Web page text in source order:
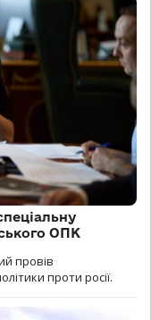
ОПК
провів
проти росії.